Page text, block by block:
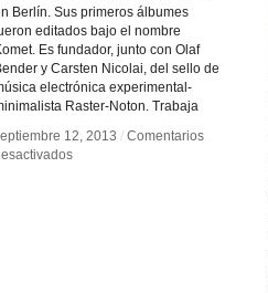
Berlín. Sus primeros álbumes
editados bajo el nombre
Es fundador, junto con Olaf
y Carsten Nicolai, del sello de
electrónica experimental-
Raster-Noton. Trabaja
12, 2013 / Comentarios
en
12, 2013 / Comentarios
en